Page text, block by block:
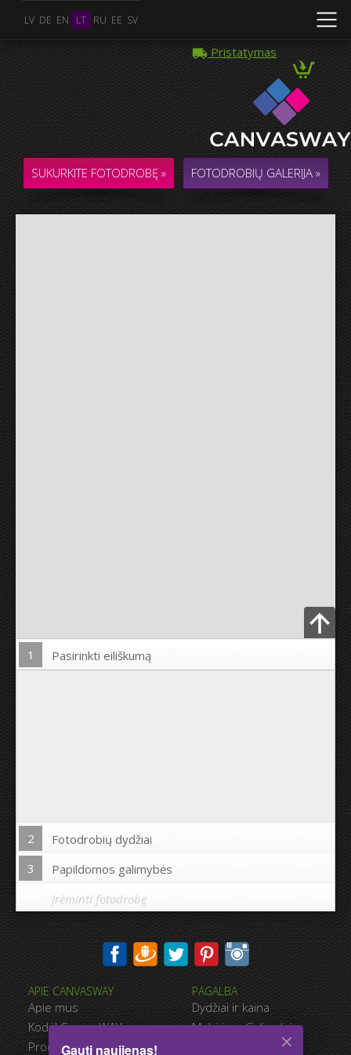
LV DE EN LT RU EE SV
Pristatymas
SUKURKITE FOTODROBĘ » FOTODROBIŲ GALERIJA »
Įkelti nuotrauką
1 Pasirinkti eiliškumą
2
Fotodrobių dydžiai
3
Papildomos galimybės
Spausdinti nuotrauką drobės kraštuose:
Ne
Atstumas tarp nuotraukų:
Įrėminti fotodrobę
Kelios Nuotraukos
KOLIAŽAS / KOMPOZICIJA iš kelių Nuotraukų
APIE CANVASWAY
Apie mus
Kodėl CanvasWAY
Produkto Kokybė
PAGALBA
Dydžiai ir kaina
Mokėjimo Galimybės
Gauti naujienas!